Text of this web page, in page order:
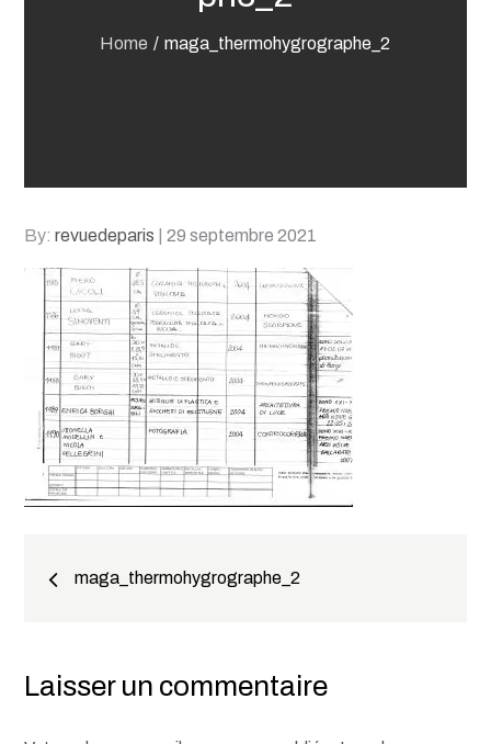
Home maga_thermohygrographe_2
By:revuedeparis
Posted
29 septembre 2021
Navigation
l’article
maga_thermohygrographe_2
Laisser un commentaire